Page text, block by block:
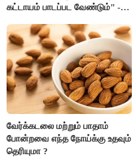
கட்டாயம் பாடப்பட வேண்டும்" -
வேர்க்கடலை மற்றும் பாதாம்
போன்றவை எந்த நோய்க்கு உதவும்
தெரியுமா ?